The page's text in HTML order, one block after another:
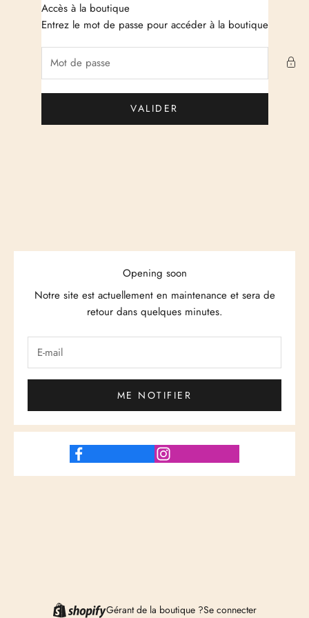
Passer au contenu Just Cashmere
Accès à la boutique
Entrez le mot de passe pour accéder à la boutique
VALIDER
Opening soon
Notre site est actuellement en maintenance et sera de
retour dans quelques minutes.
ME NOTIFIER
Gérant de la boutique ?Se connecter